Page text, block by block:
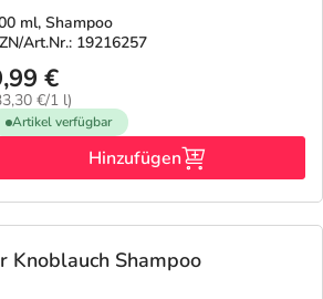
ml, Shampoo
Art.Nr.: 19216257
€
€/1 l)
Artikel verfügbar
Hinzufügen
Knoblauch Shampoo